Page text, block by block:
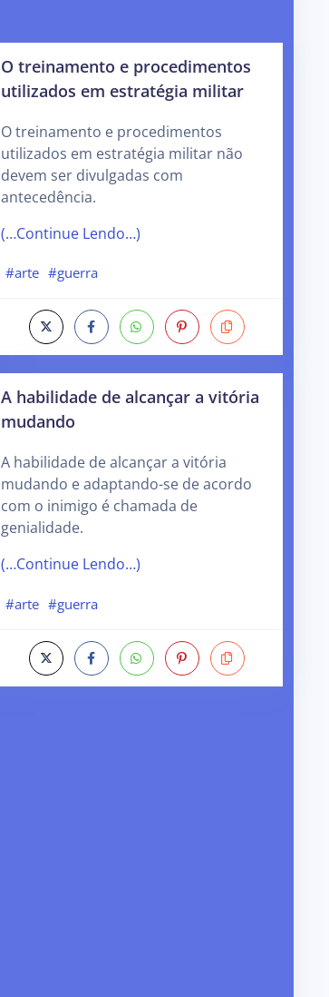
O treinamento e procedimentos
utilizados em estratégia militar
O treinamento e procedimentos
utilizados em estratégia militar não
devem ser divulgadas com
antecedência.
(…Continue Lendo…)
#arte #guerra
A habilidade de alcançar a vitória
mudando
A habilidade de alcançar a vitória
mudando e adaptando-se de acordo
com o inimigo é chamada de
genialidade.
(…Continue Lendo…)
#arte #guerra